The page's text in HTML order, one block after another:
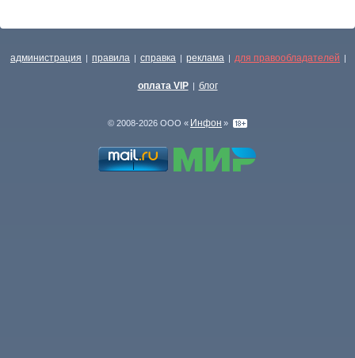
администрация | правила | справка | реклама | для правообладателей |
оплата VIP | блог
© 2008-2026 ООО « Инфон »